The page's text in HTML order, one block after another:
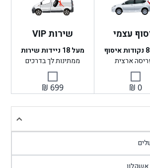
עצמי
נקודות איסוף
ארצית
₪ 0
שירות VIP
מעל 18 ניידות שירות
ממתינות לך בדרכים
₪ 699